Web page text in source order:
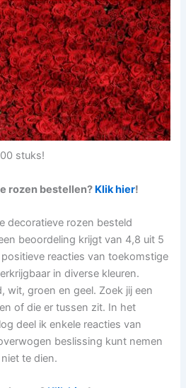
stuks!
rozen bestellen? Klik hier!
decoratieve rozen besteld
beoordeling krijgt van 4,8 uit 5
reacties van toekomstige
in diverse kleuren.
wit, groen en geel. Zoek jij een
of die er tussen zit. In het
deel ik enkele reacties van
beslissing kunt nemen
te dien.